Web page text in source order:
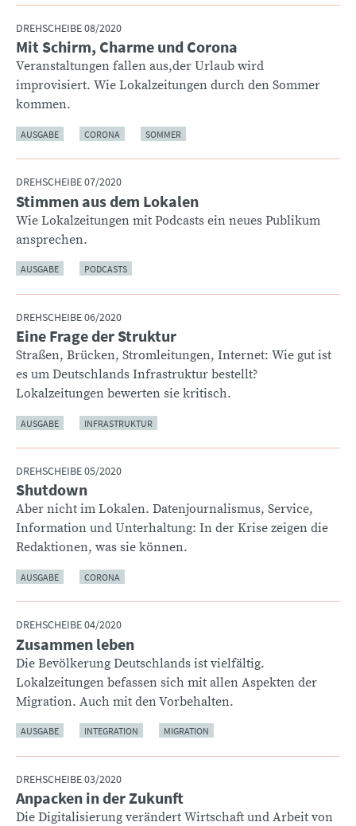
DREHSCHEIBE 08/2020
:Mit Schirm, Charme und Corona
Veranstaltungen fallen aus,der Urlaub wird
improvisiert. Wie Lokalzeitungen durch den Sommer
kommen.
AUSGABE CORONA SOMMER
DREHSCHEIBE 07/2020
:Stimmen aus dem Lokalen
Wie Lokalzeitungen mit Podcasts ein neues Publikum
ansprechen.
AUSGABE PODCASTS
DREHSCHEIBE 06/2020
:Eine Frage der Struktur
Straßen, Brücken, Stromleitungen, Internet: Wie gut ist
es um Deutschlands Infrastruktur bestellt?
Lokalzeitungen bewerten sie kritisch.
AUSGABE INFRASTRUKTUR
DREHSCHEIBE 05/2020
:Shutdown
Aber nicht im Lokalen. Datenjournalismus, Service,
Information und Unterhaltung: In der Krise zeigen die
Redaktionen, was sie können.
AUSGABE CORONA
DREHSCHEIBE 04/2020
:
Zusammen leben
Die Bevölkerung Deutschlands ist vielfältig.
Lokalzeitungen befassen sich mit allen Aspekten der
Migration. Auch mit den Vorbehalten.
AUSGABE INTEGRATION MIGRATION
DREHSCHEIBE 03/2020
:
Anpacken in der Zukunft
Die Digitalisierung verändert Wirtschaft und Arbeit von